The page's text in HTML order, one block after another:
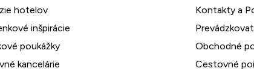
hotelov
inšpirácie
poukážky
kancelárie
Kontakty a
Obchodné
Cestovné